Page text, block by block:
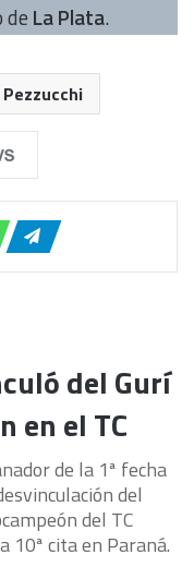
La Plata.